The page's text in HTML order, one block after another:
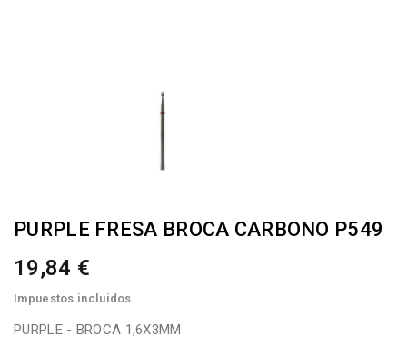
PURPLE FRESA BROCA CARBONO P549
19,84 €
Impuestos incluidos
PURPLE - BROCA 1,6X3MM